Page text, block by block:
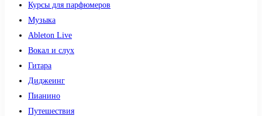
Курсы для парфюмеров
Музыка
Ableton Live
Вокал и слух
Гитара
Диджеинг
Пианино
Путешествия